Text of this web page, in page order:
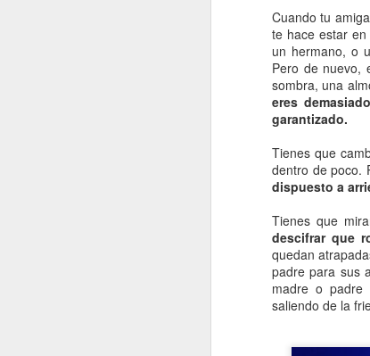
Cuando tu
te hace estar
un hermano, o
Pero de nuevo,
sombra, una
eres
garantizado.
Tienes que
dentro de poco.
dispuesto a
Tienes que
descifrar que
quedan
padre para sus
madre o
saliendo de la